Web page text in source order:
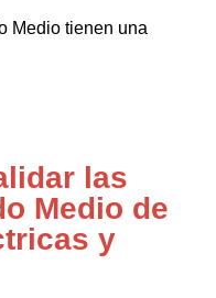
Medio tienen una
las
Medio de
y